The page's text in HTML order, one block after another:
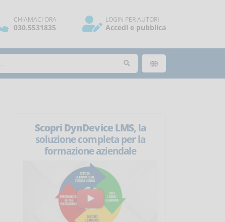
CHIAMACI ORA
030.5531835
LOGIN PER AUTORI
Accedi e pubblica
Scopri DynDevice LMS, la
soluzione completa per la
formazione aziendale